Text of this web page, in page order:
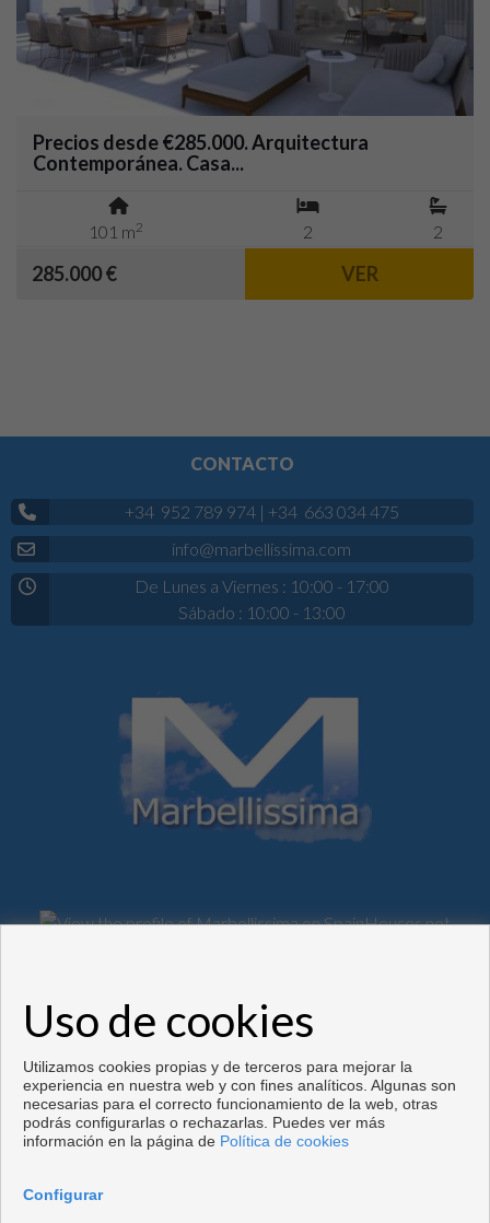
Precios desde €285.000. Arquitectura
Contemporánea. Casa...
101 m2 2 2
285.000 € VER
CONTACTO
+34 952 789 974| +34 663 034 475
info@marbellissima.com
De Lunes a Viernes : 10:00 - 17:00
Sábado : 10:00 - 13:00
Copyright © 2026. Todos los derechos reservados.
Desarrollado porInmoenter.Aviso legal|Política de privacidad
Política de Cookies
Uso de cookies
Utilizamos cookies propias y de terceros para mejorar la
experiencia en nuestra web y con fines analíticos. Algunas son
necesarias para el correcto funcionamiento de la web, otras
podrás configurarlas o rechazarlas. Puedes ver más
información en la página de Política de cookies
Configurar